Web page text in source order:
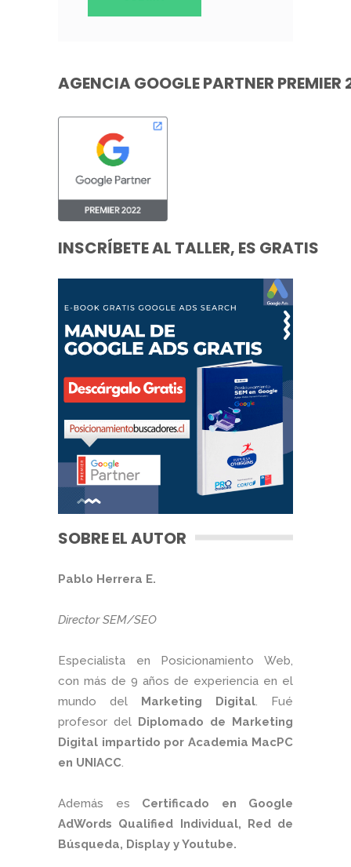
AGENCIA GOOGLE PARTNER PREMIER
INSCRÍBETE AL TALLER, ES GRATIS
SOBRE EL AUTOR
Pablo Herrera E.
Director SEM/SEO
Especialista en Posicionamiento Web,
con más de 9 años de experiencia en el
mundo del Marketing Digital. Fué
profesor del Diplomado de Marketing
Digital impartido por Academia MacPC
en UNIACC.
Además es Certificado en Google
AdWords Qualified Individual, Red de
Búsqueda, Display y Youtube.